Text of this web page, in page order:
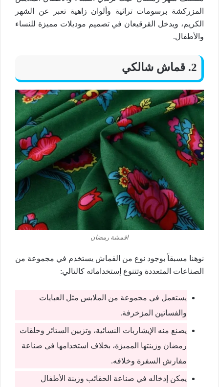
المزركشة برسومات تراثية وألوان زاهية تعبر عن الشهر
الكريم، ويدخل القرقيعان في تصميم موديلات مميزة للنساء
والأطفال.
2. قماش شالكي
اقمشة رمضان
نوهنا مسبقاً بوجود نوع من القماش يستخدم في مجموعة من
الصناعات المتعددة وتتنوع إستخداماته كالتالي:
يستعمل في مجموعة من الملابس مثل العبايات
والفساتين المزخرفة.
يصنع منه الإيشاربات النسائية، وتزيين الستائر وحلقات
رمضان وزينتها المميزة، بخلاف استخدامها في صناعة
مفارش السفرة وخلافه.
يمكن إدخاله في صناعة الحقائب وزينة الأطفال